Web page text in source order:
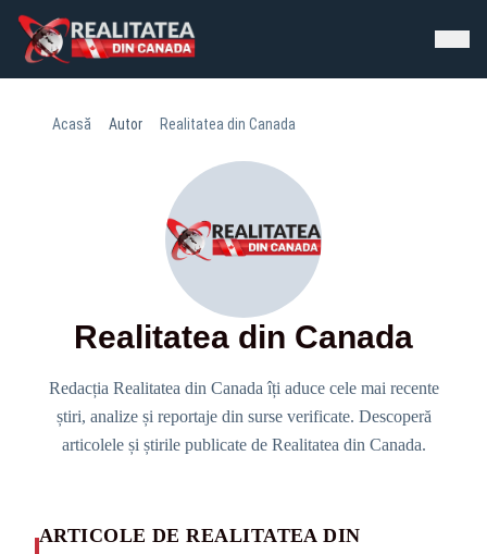
Acasă Autor Realitatea din Canada
Realitatea din Canada
Redacția Realitatea din Canada îți aduce cele mai recente
știri, analize și reportaje din surse verificate. Descoperă
articolele și știrile publicate de Realitatea din Canada.
ARTICOLE DE REALITATEA DIN